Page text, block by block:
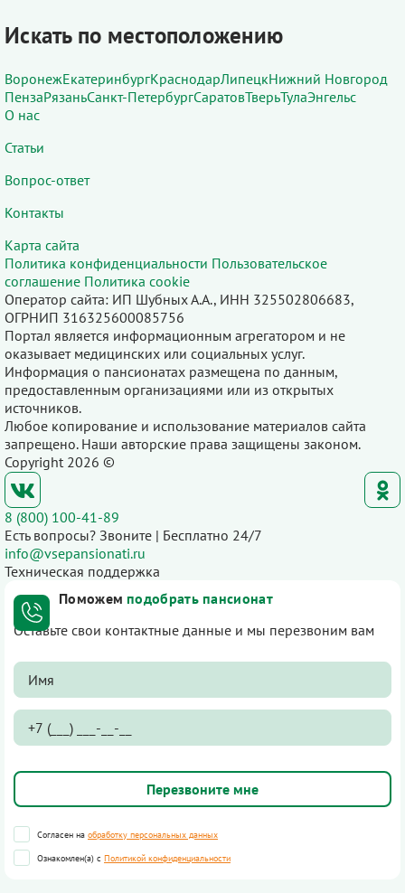
Искать по местоположению
ВоронежЕкатеринбургКраснодарЛипецкНижний Новгород
ПензаРязаньСанкт-ПетербургСаратовТверьТулаЭнгельс
О нас
Статьи
Вопрос-ответ
Контакты
Карта сайта
Политика конфиденциальности Пользовательское
соглашение Политика cookie
Оператор сайта: ИП Шубных А.А., ИНН 325502806683,
ОГРНИП 316325600085756
Портал является информационным агрегатором и не
оказывает медицинских или социальных услуг.
Информация о пансионатах размещена по данным,
предоставленным организациями или из открытых
источников.
Любое копирование и использование материалов сайта
запрещено. Наши авторские права защищены законом.
Copyright 2026 ©
8 (800) 100-41-89
Есть вопросы? Звоните | Бесплатно 24/7
info@vsepansionati.ru
Техническая поддержка
Поможем подобрать пансионат
Оставьте свои контактные данные и мы перезвоним вам
Согласен на обработку персональных данных
Ознакомлен(а) с Политикой конфиденциальности